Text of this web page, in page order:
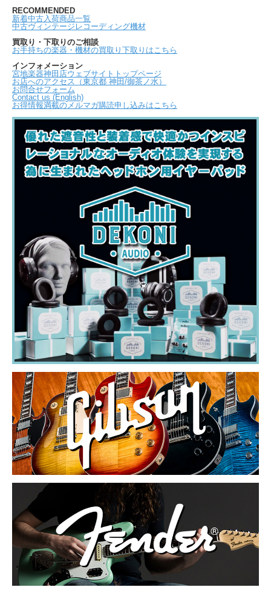
RECOMMENDED
新着中古入荷商品一覧
中古ヴィンテージレコーディング機材
買取り・下取りのご相談
お手持ちの楽器・機材の買取り下取りはこちら
インフォメーション
宮地楽器神田店ウェブサイトトップページ
お店へのアクセス（東京都 神田/御茶ノ水）
お問合せフォーム
Contact us (English)
お得情報満載のメルマガ購読申し込みはこちら